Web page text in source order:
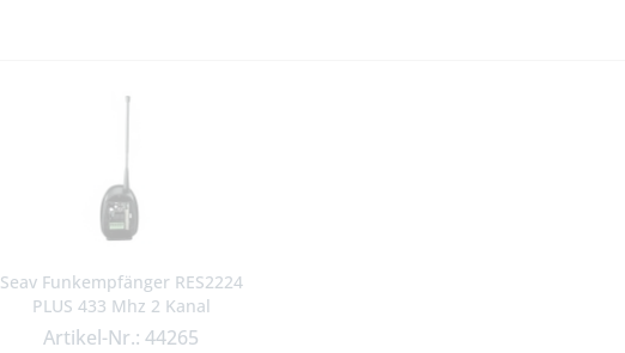
Seav Funkempfänger RES2224
PLUS 433 Mhz 2 Kanal
Artikel-Nr.: 44265